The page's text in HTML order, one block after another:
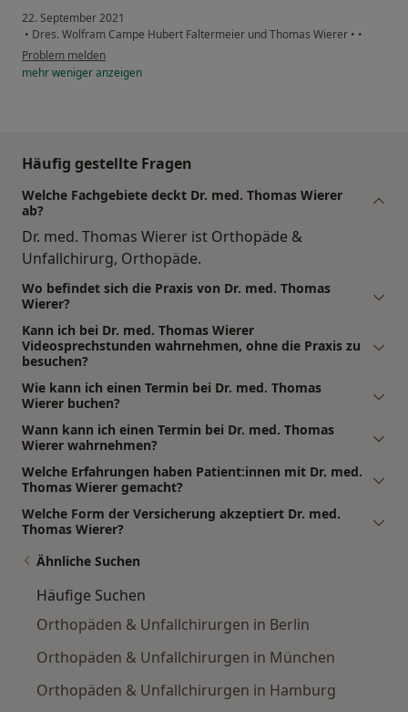
22. September 2021
• Dres. Wolfram Campe Hubert Faltermeier und Thomas Wierer • •
Problem melden
mehrwenigeranzeigen
Häufig gestellte Fragen
Welche Fachgebiete deckt Dr. med. Thomas Wierer
ab?
Dr. med. Thomas Wierer ist Orthopäde &
Unfallchirurg, Orthopäde.
Wo befindet sich die Praxis von Dr. med. Thomas
Wierer?
Kann ich bei Dr. med. Thomas Wierer
Videosprechstunden wahrnehmen, ohne die Praxis zu
besuchen?
Wie kann ich einen Termin bei Dr. med. Thomas
Wierer buchen?
Wann kann ich einen Termin bei Dr. med. Thomas
Wierer wahrnehmen?
Welche Erfahrungen haben Patient:innen mit Dr. med.
Thomas Wierer gemacht?
Welche Form der Versicherung akzeptiert Dr. med.
Thomas Wierer?
Ähnliche Suchen
Häufige Suchen
Orthopäden & Unfallchirurgen in Berlin
Orthopäden & Unfallchirurgen in München
Orthopäden & Unfallchirurgen in Hamburg